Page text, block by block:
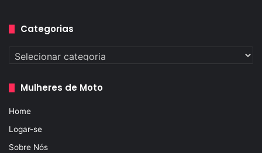
Categorias
Categorias
Mulheres de Moto
Home
Logar-se
Sobre Nós